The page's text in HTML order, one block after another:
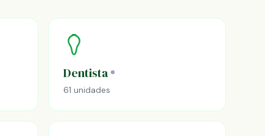
Dentista
61 unidades